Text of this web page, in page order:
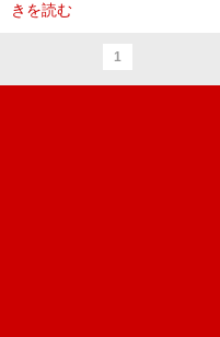
きを読む
1